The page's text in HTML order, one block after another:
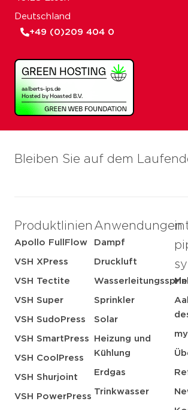
Bleiben Sie auf dem
Produktlinien
Apollo FullFlow
VSH XPress
VSH Tectite
VSH Super
VSH SudoPress
VSH SmartPress
VSH CoolPress
VSH Shurjoint
VSH PowerPress
Anwendungen
Dampf
Druckluft
Sprinkler
Solar
Heizung und
Kühlung
Erdgas
Trinkwasser
Deutschland
+49 (0)209 404 0